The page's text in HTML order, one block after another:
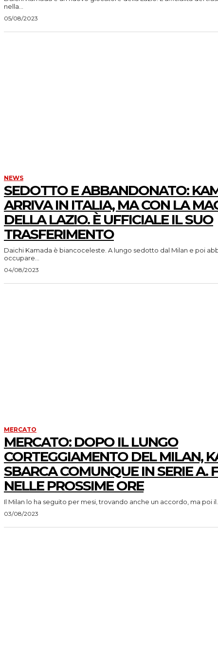
nella...
05/08/2023
NEWS
SEDOTTO E ABBANDONATO:
ARRIVA IN ITALIA, MA CON LA
DELLA LAZIO. È UFFICIALE IL SUO
TRASFERIMENTO
Daichi Kamada è biancoceleste. A lungo sedotto dal Milan e poi
occupare...
04/08/2023
MERCATO
MERCATO: DOPO IL LUNGO
CORTEGGIAMENTO DEL MILAN,
SBARCA COMUNQUE IN SERIE A.
NELLE PROSSIME ORE
Il Milan lo ha seguito per mesi, trovando anche un accordo, ma poi il...
03/08/2023